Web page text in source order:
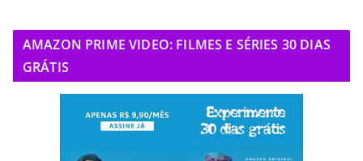
AMAZON PRIME VIDEO: FILMES E SÉRIES 30 DIAS
GRÁTIS